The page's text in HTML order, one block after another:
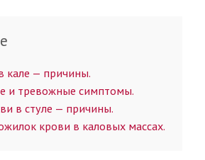
кале — причины.
и тревожные симптомы.
в стуле — причины.
крови в каловых массах.